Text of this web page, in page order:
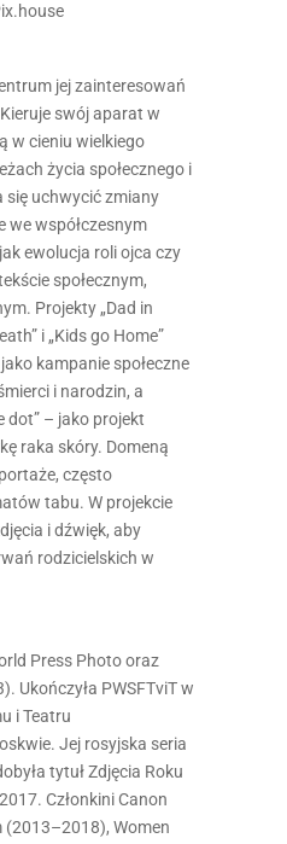
jej zainteresowań
swój aparat w
w cieniu wielkiego
życia społecznego i
się uchwycić zmiany
we współczesnym
ewolucja roli ojca czy
społecznym,
Projekty „Dad in
i „Kids go Home”
kampanie społeczne
i narodzin, a
dot” – jako projekt
raka skóry. Domeną
często
tabu. W projekcie
i dźwięk, aby
rodzicielskich w
Press Photo oraz
Ukończyła PWSFTviT w
i Teatru
Jej rosyjska seria
tytuł Zdjęcia Roku
Członkini Canon
Women